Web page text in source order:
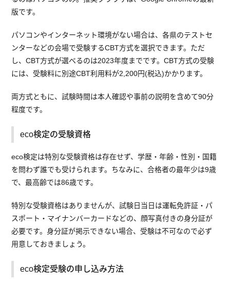
版です。
パソコンやインターネット環境がない場合は、各県のテストセ
ンターなどの会場で受験するCBT方式を選択できます。ただ
し、CBT方式が選べるのは2023年度までです。CBT方式の受験
には、受験料に別途CBT利用料が2,200円(税込)かかります。
両方式ともに、試験時間は本人確認や事前の説明を含めて90分
程度です。
eco検定の受験資格
eco検定は特別な受験資格は存在せず、学歴・年齢・性別・国籍
を問わず誰でも受けられます。ちなみに、合格者の最年少は9歳
で、最高齢では86歳です。
特別な受験資格はありませんが、試験日当日は運転免許証・パ
スポート・マイナンバーカードなどの、顔写真付きの身分証が
必要です。身分証が掲示できない場合、受験は不可なので必ず
用意しておきましょう。
eco検定受験の申し込み方法